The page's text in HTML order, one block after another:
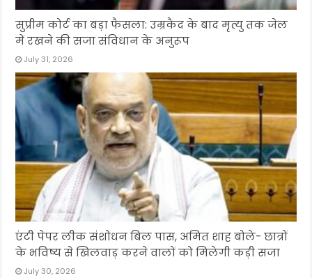
सुप्रीम कोर्ट का बड़ा फैसला: उम्रकैद के बाद मृत्यु तक जेल
में रखने की सजा संविधान के अनुरूप
July 31, 2026
एंटी पेपर लीक संशोधन बिल पास, अमित शाह बोले- छात्रों
के भविष्य से खिलवाड़ करने वालों को मिलेगी कड़ी सजा
July 30, 2026